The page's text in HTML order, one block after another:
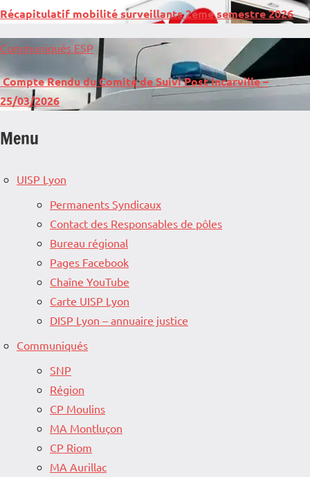
Récapitulatif mobilité surveillants 2ème semestre 2026
Communiqués ESP
Compte Rendu du Comité de Suivi Post Incarville –
25/03/2026
Menu
UISP Lyon
Permanents Syndicaux
Contact des Responsables de pôles
Bureau régional
Pages Facebook
Chaîne YouTube
Carte UISP Lyon
DISP Lyon – annuaire justice
Communiqués
SNP
Région
CP Moulins
MA Montluçon
CP Riom
MA Aurillac